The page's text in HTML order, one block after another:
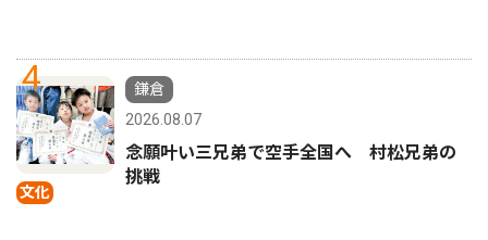
4
文化
鎌倉
2026.08.07
念願叶い三兄弟で空手全国へ 村松兄弟の
挑戦